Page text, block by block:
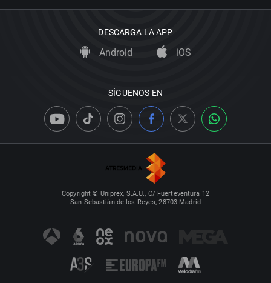
DESCARGA LA APP
Android iOS
SÍGUENOS EN
Copyright © Uniprex, S.A.U., C/ Fuerteventura 12
San Sebastián de los Reyes, 28703 Madrid